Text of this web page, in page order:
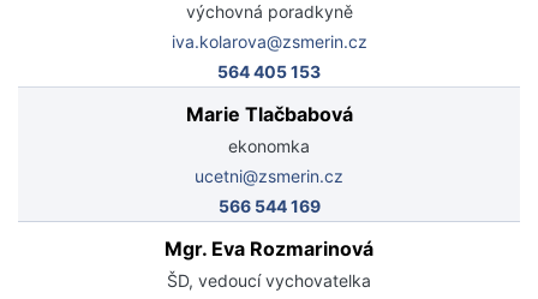
výchovná poradkyně
iva.kolarova@zsmerin.cz
564 405 153
Marie Tlačbabová
ekonomka
ucetni@zsmerin.cz
566 544 169
Mgr. Eva Rozmarinová
ŠD, vedoucí vychovatelka